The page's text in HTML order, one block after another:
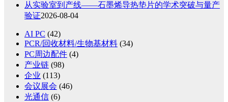
从实验室到产线——石墨烯导热垫片的学术突破与量产
验证2026-08-04
AI PC (42)
PCR/回收材料/生物基材料 (34)
PC周边配件 (4)
产业链 (98)
企业 (113)
会议展会 (46)
光通信 (6)